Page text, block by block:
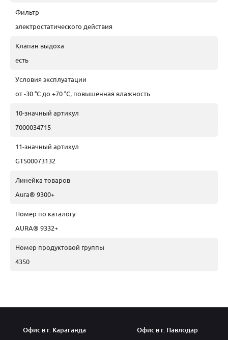
Фильтр
электростатического действия
Клапан выдоха
есть
Условия эксплуатации
от -30 °C до +70 °C, повышенная влажность
10-значный артикул
7000034715
11-значный артикул
GT500073132
Линейка товаров
Aura® 9300+
Номер по каталогу
AURA® 9332+
Номер продуктовой группы
4350
Офис в г. Караганда
Офис в г. Павлодар